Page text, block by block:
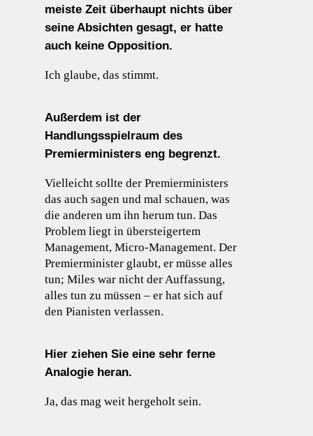
meiste Zeit überhaupt nichts über
seine Absichten gesagt, er hatte
auch keine Opposition.
Ich glaube, das stimmt.
Außerdem ist der
Handlungsspielraum des
Premierministers eng begrenzt.
Vielleicht sollte der Premierministers
das auch sagen und mal schauen, was
die anderen um ihn herum tun. Das
Problem liegt in übersteigertem
Management, Micro-Management. Der
Premierminister glaubt, er müsse alles
tun; Miles war nicht der Auffassung,
alles tun zu müssen – er hat sich auf
den Pianisten verlassen.
Hier ziehen Sie eine sehr ferne
Analogie heran.
Ja, das mag weit hergeholt sein.